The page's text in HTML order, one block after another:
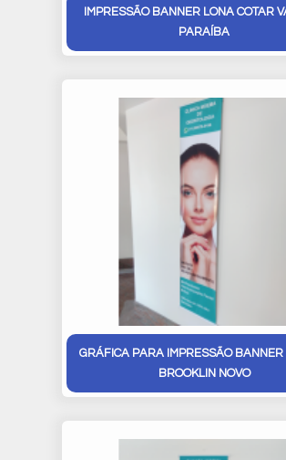
IMPRESSÃO BANNER LONA COTAR
PARAÍBA
GRÁFICA PARA IMPRESSÃO
BROOKLIN NOVO